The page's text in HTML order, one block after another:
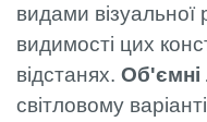
видами
видимості цих
відстанях. Об'ємні
світловому